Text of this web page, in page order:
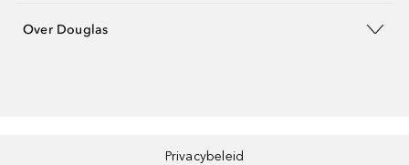
Over Douglas
Privacybeleid